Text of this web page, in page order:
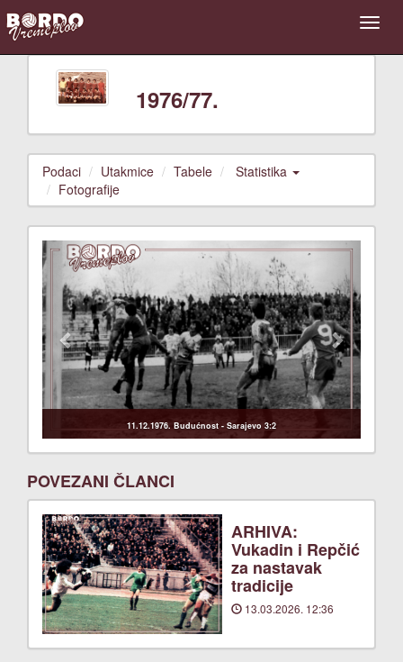
1976/77.
Podaci Utakmice Tabele
Statistika
Fotografije
11.12.1976. Budućnost - Sarajevo 3:2
Previous Next
POVEZANI ČLANCI
ARHIVA:
Vukadin i Repčić
za nastavak
tradicije
13.03.2026. 12:36